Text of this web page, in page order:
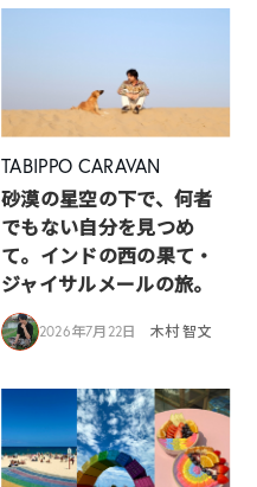
TABIPPO CARAVAN
砂漠の星空の下で、何者
でもない自分を見つめ
て。インドの西の果て・
ジャイサルメールの旅。
2026年7月22日 木村 智文